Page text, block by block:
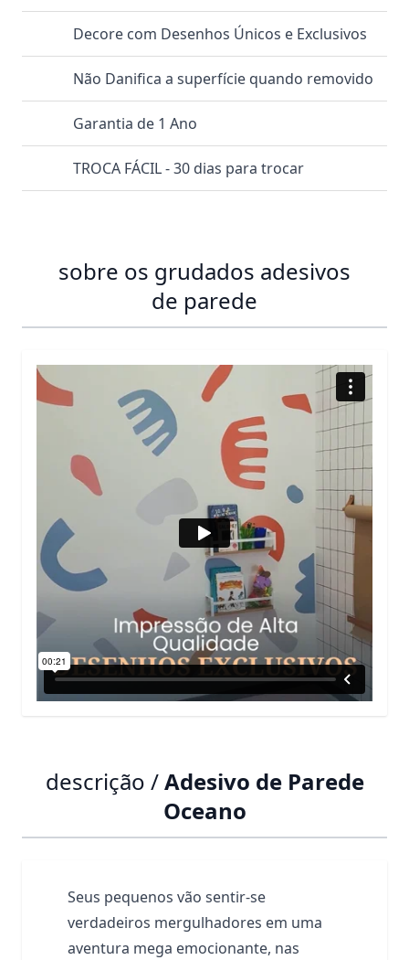
Decore com Desenhos Únicos e Exclusivos
Não Danifica a superfície quando removido
Garantia de 1 Ano
TROCA FÁCIL - 30 dias para trocar
sobre os grudados adesivos
de parede
descrição /Adesivo de Parede
Oceano
Seus pequenos vão sentir-se
verdadeiros mergulhadores em uma
aventura mega emocionante, nas